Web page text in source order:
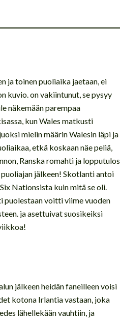
ja toinen puoliaika jaetaan, ei
kuvio. on vakiintunut, se pysyy
näkemään parempaa
kun Wales matkusti
mielin määrin Walesin läpi ja
etkä koskaan näe peliä,
Ranska romahti ja lopputulos
jälkeen! Skotlanti antoi
Nationsista kuin mitä se oli.
puolestaan voitti viime vuoden
ja asettuivat suosikeiksi
jälkeen heidän faneilleen voisi
kotona Irlantia vastaan, joka
lähellekään vauhtiin, ja